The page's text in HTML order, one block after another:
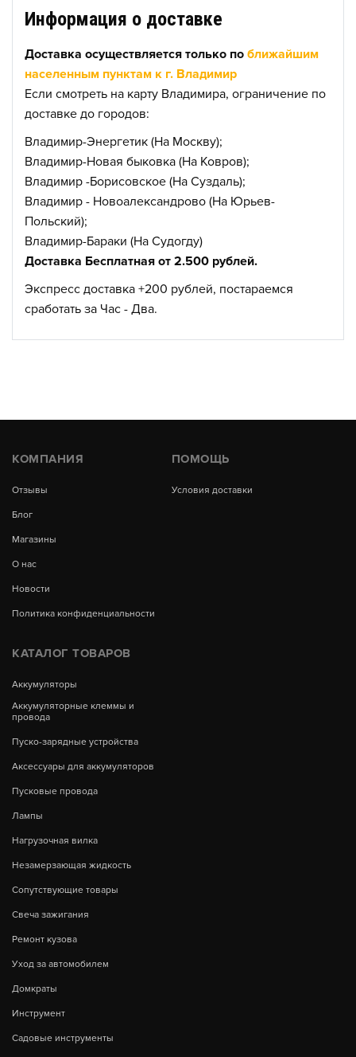
Информация о доставке
Доставка осуществляется только по ближайшим
населенным пунктам к г. Владимир
Если смотреть на карту Владимира, ограничение по
доставке до городов:
Владимир-Энергетик (На Москву);
Владимир-Новая быковка (На Ковров);
Владимир -Борисовское (На Суздаль);
Владимир - Новоалександрово (На Юрьев-
Польский);
Владимир-Бараки (На Судогду)
Доставка Бесплатная от 2.500 рублей.
Экспресс доставка +200 рублей, постараемся
сработать за Час - Два.
КОМПАНИЯ
Отзывы
Блог
Магазины
О нас
Новости
Политика конфиденциальности
ПОМОЩЬ
Условия доставки
КАТАЛОГ ТОВАРОВ
Аккумуляторы
Аккумуляторные клеммы и
провода
Пуско-зарядные устройства
Аксессуары для аккумуляторов
Пусковые провода
Лампы
Нагрузочная вилка
Незамерзающая жидкость
Сопутствующие товары
Свеча зажигания
Ремонт кузова
Уход за автомобилем
Домкраты
Инструмент
Садовые инструменты